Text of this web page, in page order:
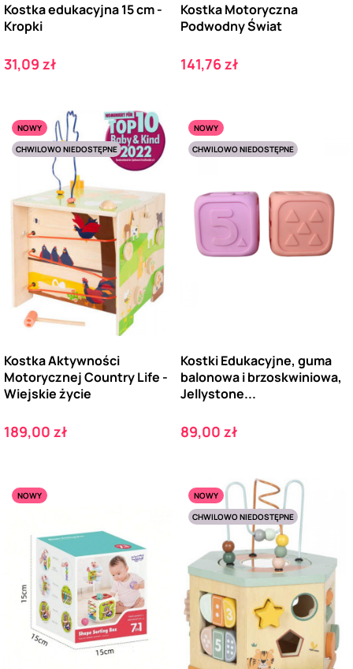
Kostka edukacyjna 15 cm -
Kropki
Cena
31,09 zł
Kostka Motoryczna
Podwodny Świat
Cena
141,76 zł
NOWY
CHWILOWO NIEDOSTĘPNE
Kostka Aktywności
Motorycznej Country Life -
Wiejskie życie
Cena
189,00 zł
NOWY
CHWILOWO NIEDOSTĘPNE
Kostki Edukacyjne, guma
balonowa i brzoskwiniowa,
Jellystone...
Cena
89,00 zł
NOWY
NOWY
CHWILOWO NIEDOSTĘPNE